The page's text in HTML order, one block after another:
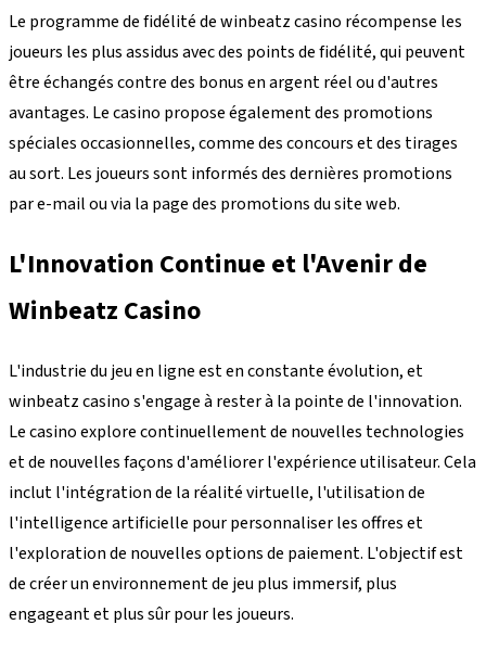
Le programme de fidélité de winbeatz casino récompense les
joueurs les plus assidus avec des points de fidélité, qui peuvent
être échangés contre des bonus en argent réel ou d'autres
avantages. Le casino propose également des promotions
spéciales occasionnelles, comme des concours et des tirages
au sort. Les joueurs sont informés des dernières promotions
par e-mail ou via la page des promotions du site web.
L'Innovation Continue et l'Avenir de
Winbeatz Casino
L'industrie du jeu en ligne est en constante évolution, et
winbeatz casino s'engage à rester à la pointe de l'innovation.
Le casino explore continuellement de nouvelles technologies
et de nouvelles façons d'améliorer l'expérience utilisateur. Cela
inclut l'intégration de la réalité virtuelle, l'utilisation de
l'intelligence artificielle pour personnaliser les offres et
l'exploration de nouvelles options de paiement. L'objectif est
de créer un environnement de jeu plus immersif, plus
engageant et plus sûr pour les joueurs.